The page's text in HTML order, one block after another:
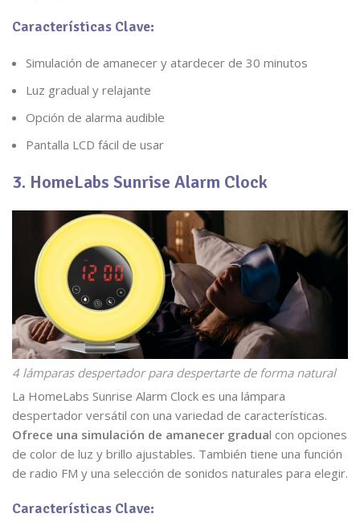
Características Clave:
Simulación de amanecer y atardecer de 30 minutos
Luz gradual y relajante
Opción de alarma audible
Pantalla LCD fácil de usar
3. HomeLabs Sunrise Alarm Clock
4 lámparas despertador para despertarte de forma natural
La HomeLabs Sunrise Alarm Clock es una lámpara
despertador versátil con una variedad de características.
Ofrece una simulación de amanecer gradual con opciones
de color de luz y brillo ajustables. También tiene una función
de radio FM y una selección de sonidos naturales para elegir.
Características Clave: